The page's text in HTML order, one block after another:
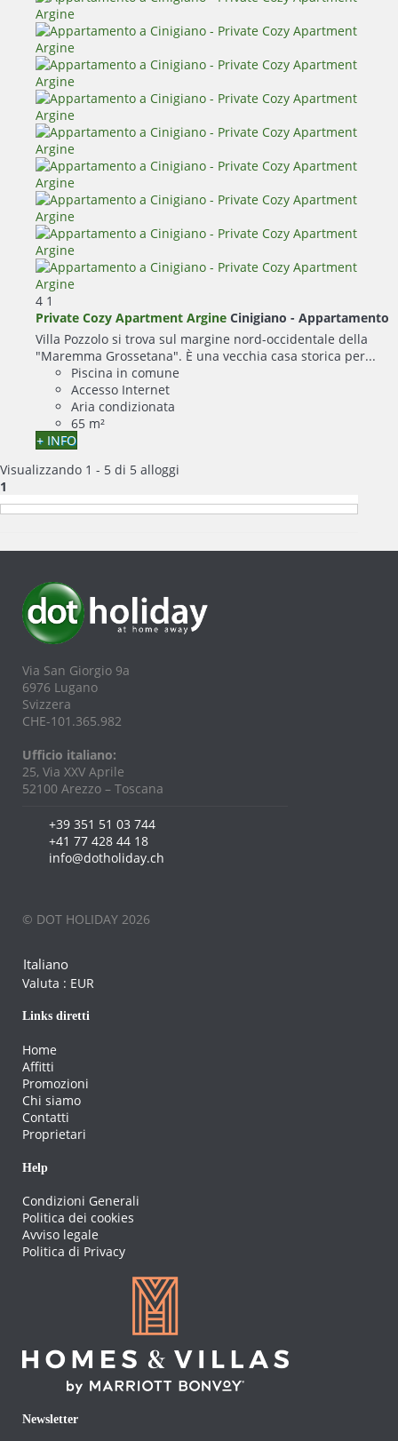
4 1
Private Cozy Apartment Argine Cinigiano - Appartamento
Villa Pozzolo si trova sul margine nord-occidentale della
"Maremma Grossetana". È una vecchia casa storica per...
Piscina in comune
Accesso Internet
Aria condizionata
65 m²
+ INFO
Visualizzando 1 - 5 di 5 alloggi
1
Via San Giorgio 9a
6976 Lugano
Svizzera
CHE-101.365.982
Ufficio italiano:
25, Via XXV Aprile
52100 Arezzo – Toscana
+39 351 51 03 744
+41 77 428 44 18
info@dotholiday.ch
© DOT HOLIDAY 2026
Italiano
Valuta : EUR
Links diretti
Home
Affitti
Promozioni
Chi siamo
Contatti
Proprietari
Help
Condizioni Generali
Politica dei cookies
Avviso legale
Politica di Privacy
Newsletter